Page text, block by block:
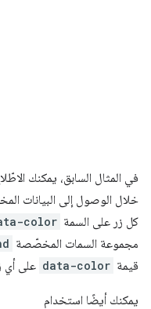
في المثال السابق، يمكنك
خلال الوصول إلى البيانات
كل زر على السمة color
مجموعة السمات المخصّصة
قيمة data-color على أي
يمكنك أيضًا استخدام